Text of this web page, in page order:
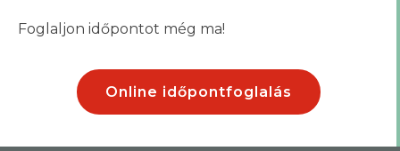
Foglaljon időpontot még ma!
Online időpontfoglalás